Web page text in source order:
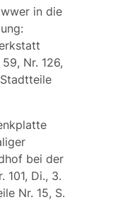
in die
Nr. 126,
bei der
101, Di., 3.
Nr. 15, S.